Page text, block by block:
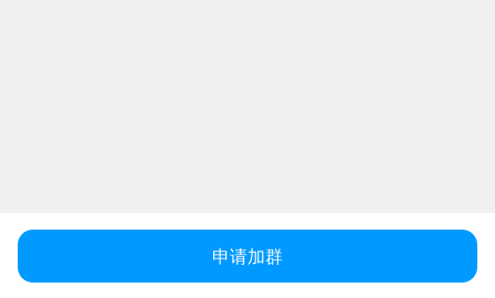
申请加群